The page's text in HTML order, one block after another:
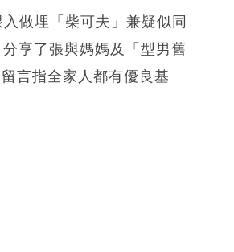
做埋「柴可夫」兼疑似同
享了張與媽媽及「型男舊
言指全家人都有優良基